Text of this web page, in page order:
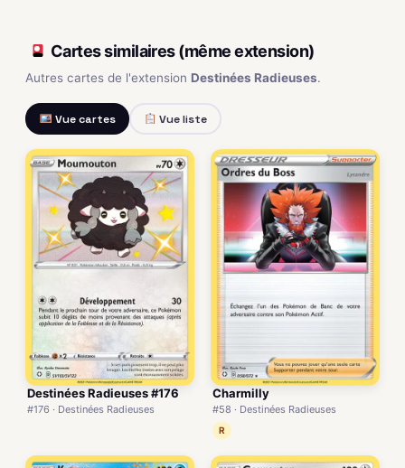
Cartes similaires (même extension)
Autres cartes de l'extension Destinées Radieuses.
Vue cartes Vue liste
Destinées Radieuses #176
#176 · Destinées Radieuses
Charmilly
#58 · Destinées Radieuses
R